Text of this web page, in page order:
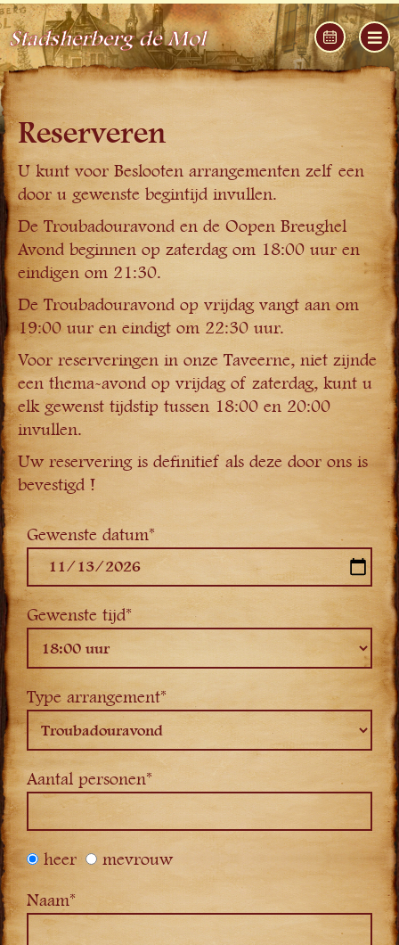
Stadsherberg de Mol
Reserveren
U kunt voor Beslooten arrangementen zelf een
door u gewenste begintijd invullen.
De Troubadouravond en de Oopen Breughel
Avond beginnen op zaterdag om 18:00 uur en
eindigen om 21:30.
De Troubadouravond op vrijdag vangt aan om
19:00 uur en eindigt om 22:30 uur.
Voor reserveringen in onze Taveerne, niet zijnde
een thema-avond op vrijdag of zaterdag, kunt u
elk gewenst tijdstip tussen 18:00 en 20:00
invullen.
Uw reservering is definitief als deze door ons is
bevestigd !
Gewenste datum*
Gewenste tijd*
Type arrangement*
Aantal personen*
heer
mevrouw
Naam*